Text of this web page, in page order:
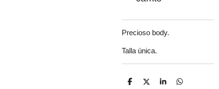
Precioso body.
Talla única.
C
C
C
C